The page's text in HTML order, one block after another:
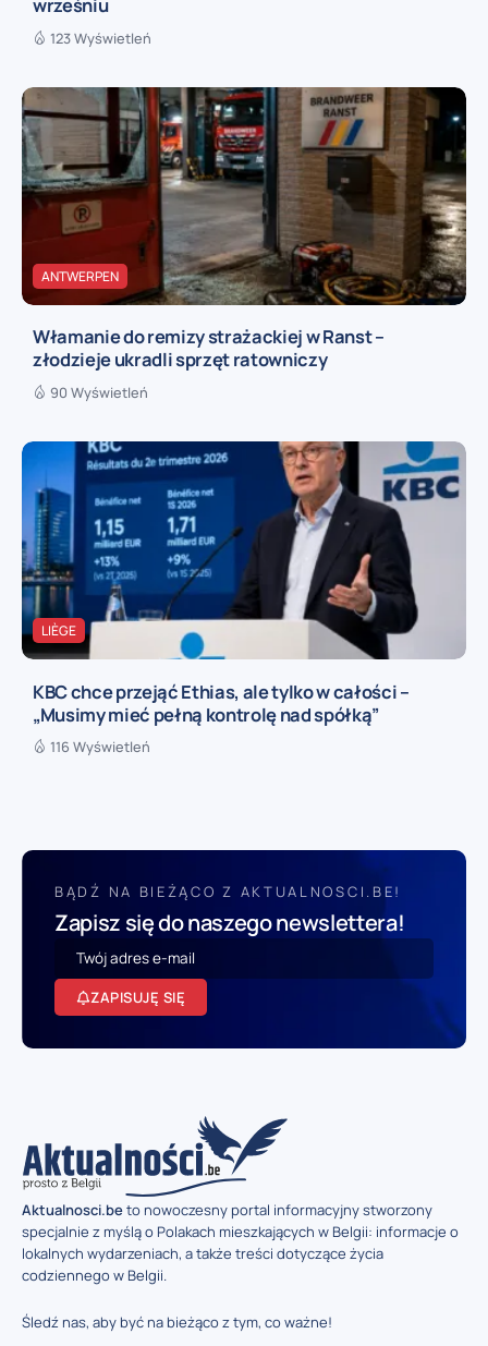
wrześniu
123 Wyświetleń
ANTWERPEN
Włamanie do remizy strażackiej w Ranst –
złodzieje ukradli sprzęt ratowniczy
90 Wyświetleń
LIÈGE
KBC chce przejąć Ethias, ale tylko w całości –
„Musimy mieć pełną kontrolę nad spółką”
116 Wyświetleń
BĄDŹ NA BIEŻĄCO Z AKTUALNOSCI.BE!
Zapisz się do naszego newslettera!
ZAPISUJĘ SIĘ
Aktualnosci.beto nowoczesny portal informacyjny stworzony
specjalnie z myślą o Polakach mieszkających w Belgii: informacje o
lokalnych wydarzeniach, a także treści dotyczące życia
codziennego w Belgii.
Śledź nas, aby być na bieżąco z tym, co ważne!